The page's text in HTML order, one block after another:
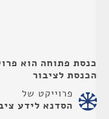
כנסת פתוחה הוא
הכנסת לציבור
פרוייקט של
הסדנא לידע